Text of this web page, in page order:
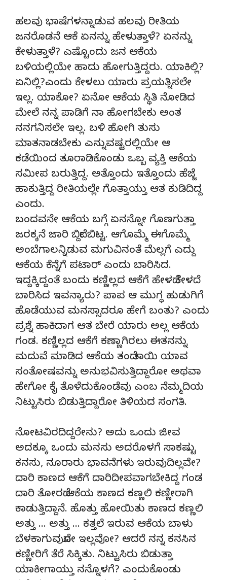
ಹಲವು ಭಾಷೆಗಳನ್ನಾಡುವ ಹಲವು ರೀತಿಯ
ಜನರೊಡನೆ ಆಕೆ ಏನನ್ನು ಹೇಳುತ್ತಾಳೆ? ಏನನ್ನು
ಕೇಳುತ್ತಾಳೆ? ಎಷ್ಟೊಂದು ಜನ ಆಕೆಯ
ಬಳಿಯಲ್ಲಿಯೇ ಹಾದು ಹೋಗುತ್ತಿದ್ದರು. ಯಾಕಿಲ್ಲಿ?
ಏನಿಲ್ಲಿ?ಎಂದು ಕೇಳಲು ಯಾರು ಪ್ರಯತ್ನಿಸಲೇ
ಇಲ್ಲ. ಯಾಕೋ? ಏನೋ ಆಕೆಯ ಸ್ಥಿತಿ ನೋಡಿದ
ಮೇಲೆ ನನ್ನ ಪಾಡಿಗೆ ನಾ ಹೋಗಬೇಕು ಅಂತ
ನನಗನಿಸಲೇ ಇಲ್ಲ. ಬಳಿ ಹೋಗಿ ತುಸು
ಮಾತನಾಡಬೇಕು ಎನ್ನುವಷ್ಟರಲ್ಲಿಯೇ ಆ
ಕಡೆಯಿಂದ ತೂರಾಡಿಕೊಂಡು ಒಬ್ಬ ವ್ಯಕ್ತಿ ಆಕೆಯ
ಸಮೀಪ ಬರುತ್ತಿದ್ದ. ಅತ್ತೊಂದು ಇತ್ತೊಂದು ಹೆಜ್ಜೆ
ಹಾಕುತ್ತಿದ್ದ ರೀತಿಯಲ್ಲೇ ಗೊತ್ತಾಯ್ತು ಆತ ಕುಡಿದಿದ್ದ
ಎಂದು.
ಬಂದವನೇ ಆಕೆಯ ಬಗ್ಗೆ ಏನನ್ನೋ ಗೊಣಗುತ್ತಾ
ಜರಕ್ಕನೆ ಜಾರಿ ಬಿದ್ದೇ ಬಿಟ್ಟ. ಆಗೊಮ್ಮೆ ಈಗೊಮ್ಮೆ
ಅಂಬೆಗಾಲನ್ನಿಡುವ ಮಗುವಿನಂತೆ ಮೆಲ್ಲಗೆ ಎದ್ದು
ಆಕೆಯ ಕೆನ್ನೆಗೆ ಪಟಾರ್ ಎಂದು ಬಾರಿಸಿದ.
ಇದ್ದಕ್ಕಿದ್ದಂತೆ ಬಂದು ಕಣ್ಣಿಲ್ಲದ ಆಕೆಗೆ ಹೇಳದೆ ಕೇಳದೆ
ಬಾರಿಸಿದ ಇವನ್ಯಾರು? ಪಾಪ ಆ ಮುಗ್ಧ ಹುಡುಗಿಗೆ
ಹೊಡೆಯುವ ಮನಸ್ಸಾದರೂ ಹೇಗೆ ಬಂತು? ಎಂದು
ಪ್ರಶ್ನೆ ಹಾಕಿದಾಗ ಆತ ಬೇರೆ ಯಾರು ಅಲ್ಲ ಆಕೆಯ
ಗಂಡ. ಕಣ್ಣಿಲ್ಲದ ಆಕೆಗೆ ಕಣ್ಣಾಗಿರಲು ಈತನನ್ನು
ಮದುವೆ ಮಾಡಿದ ಆಕೆಯ ತಂದೆ ತಾಯಿ ಯಾವ
ಸಂತೋಷವನ್ನು ಅನುಭವಿಸುತ್ತಿದ್ದಾರೋ ಅಥವಾ
ಹೇಗೋ ಕೈ ತೊಳೆದುಕೊಂಡೆವು ಎಂಬ ನೆಮ್ಮದಿಯ
ನಿಟ್ಟುಸಿರು ಬಿಡುತ್ತಿದ್ದಾರೋ ತಿಳಿಯದ ಸಂಗತಿ.
ನೋಟವಿರದಿದ್ದರೇನು? ಅದು ಒಂದು ಜೀವ
ಅದಕ್ಕೂ ಒಂದು ಮನಸು ಅದರೊಳಗೆ ಸಾಕಷ್ಟು
ಕನಸು, ನೂರಾರು ಭಾವನೆಗಳು ಇರುವುದಿಲ್ಲವೇ?
ದಾರಿ ಕಾಣದ ಆಕೆಗೆ ದಾರಿದೀಪವಾಗಬೇಕಿದ್ದ ಗಂಡ
ದಾರಿ ತೋರದೆ ಆಕೆಯ ಕಾಣದ ಕಣ್ಣಲಿ ಕಣ್ಣೀರಾಗಿ
ಕಾಡುತ್ತಿದ್ದಾನೆ. ಹೊತ್ತು ಹೋಯಿತು ಕಾಣದ ಕಣ್ಣಲಿ
ಅತ್ತು … ಅತ್ತು … ಕತ್ತಲೆ ಇರುವ ಆಕೆಯ ಬಾಳು
ಬೆಳಕಾಗುವುದೋ ಇಲ್ಲವೋ? ಆದರೆ ನನ್ನ ಕನಸಿನ
ಕಣ್ಣೀರಿಗೆ ತೆರೆ ಸಿಕ್ಕಿತು. ನಿಟ್ಟುಸಿರು ಬಿಡುತ್ತಾ
ಯಾಕೀಗಾಯ್ತು ನನ್ನೊಳಗೆ? ಎಂದುಕೊಂಡು